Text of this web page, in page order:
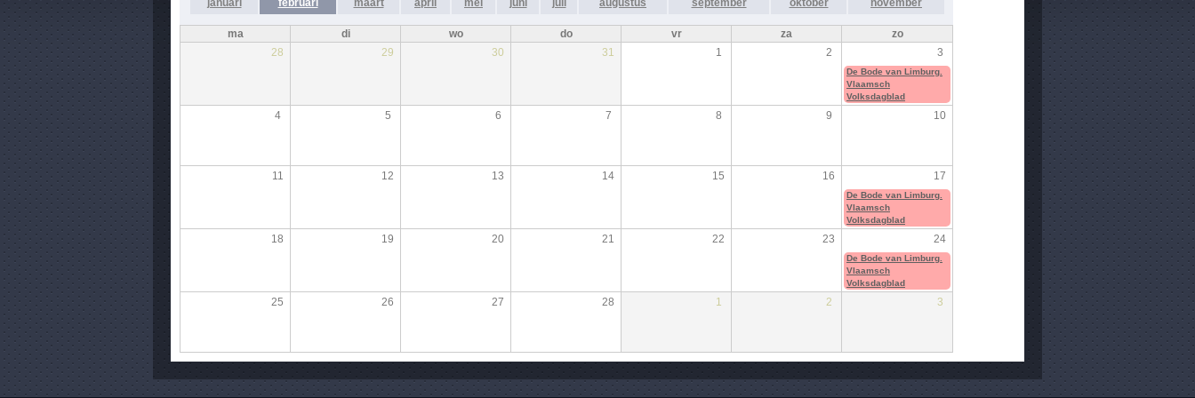
januari februari maart april mei juni juli augustus september oktober november
ma di wo do vr za
zo
28
29 30 31 1 2 3
De Bode van Limburg.
Vlaamsch
Volksdagblad
4 5 6 7 8 9 10
11 12 13 14 15 16 17
De Bode van Limburg.
Vlaamsch
Volksdagblad
18 19 20 21 22 23 24
De Bode van Limburg.
Vlaamsch
Volksdagblad
25 26 27 28 1 2 3